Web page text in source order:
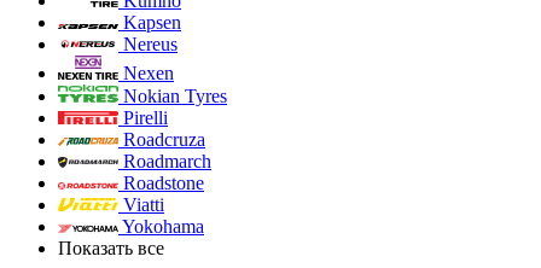
Kapsen
Nereus
Nexen
Nokian Tyres
Pirelli
Roadcruza
Roadmarch
Roadstone
Viatti
Yokohama
Показать все